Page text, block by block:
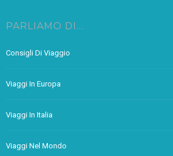
PARLIAMO DI…
Consigli Di Viaggio
Viaggi In Europa
Viaggi In Italia
Viaggi Nel Mondo